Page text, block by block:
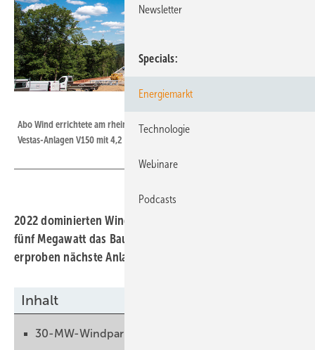
Abo Wind errichtete am rheinland-pfälzischen Standort Treis-Karden zwei
Vestas-Anlagen V150 mit 4,2 Megawatt.
2022 dominierten Windkraftanlagen im Bereich vier bis
fünf Megawatt das Baugeschehen. Erste Betreiber
erproben nächste Anlagendimension.
Inhalt
30-MW-Windparks mit Anlagenvielfalt
Newsletter
Specials
Energiemarkt
Technologie
Webinare
Podcasts